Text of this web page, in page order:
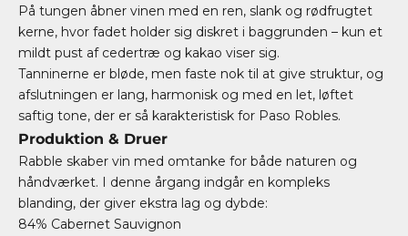
På tungen åbner vinen med en ren, slank og rødfrugtet
kerne, hvor fadet holder sig diskret i baggrunden – kun et
mildt pust af cedertræ og kakao viser sig.
Tanninerne er bløde, men faste nok til at give struktur, og
afslutningen er lang, harmonisk og med en let, løftet
saftig tone, der er så karakteristisk for Paso Robles.
Produktion & Druer
Rabble skaber vin med omtanke for både naturen og
håndværket. I denne årgang indgår en kompleks
blanding, der giver ekstra lag og dybde:
84% Cabernet Sauvignon